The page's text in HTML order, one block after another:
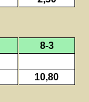
8-3
10,80